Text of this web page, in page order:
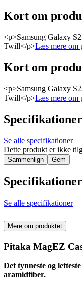
Kort om
<p>Samsung Galaxy
Twill</p>Læs mere om
Kort om
<p>Samsung Galaxy
Twill</p>Læs mere om
Specifikationer
Se alle specifikationer
Dette produkt er ikke
Sammenlign Gem
Specifikationer
Se alle specifikationer
Mere om produktet
Pitaka MagEZ
Det tynneste og
aramidfiber.